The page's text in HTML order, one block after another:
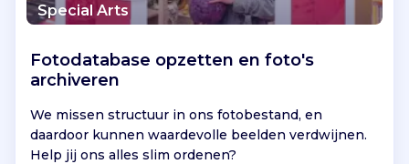
Special Arts
Fotodatabase opzetten en foto's
archiveren
We missen structuur in ons fotobestand, en
daardoor kunnen waardevolle beelden verdwijnen.
Help jij ons alles slim ordenen?